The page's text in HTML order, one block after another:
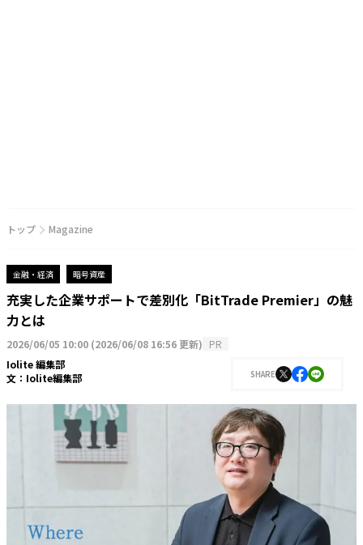
トップ Magazine
金融・経済 暗号資産
充実した企業サポートで差別化「BitTrade Premier」の魅
力とは
2026/06/05 10:00 (2026/06/08 16:56 更新) PR
Iolite 編集部
文： Iolite編集部 SHARE